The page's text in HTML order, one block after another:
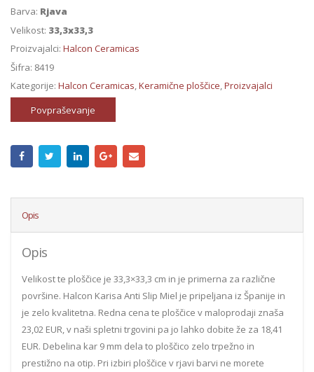
Barva: Rjava
Velikost: 33,3x33,3
Proizvajalci: Halcon Ceramicas
Šifra: 8419
Kategorije: Halcon Ceramicas,Keramične ploščice,Proizvajalci
Povpraševanje
Opis
Opis
Velikost te ploščice je 33,3×33,3 cm in je primerna za različne
površine. Halcon Karisa Anti Slip Miel je pripeljana iz Španije in
je zelo kvalitetna. Redna cena te ploščice v maloprodaji znaša
23,02 EUR, v naši spletni trgovini pa jo lahko dobite že za 18,41
EUR. Debelina kar 9 mm dela to ploščico zelo trpežno in
prestižno na otip. Pri izbiri ploščice v rjavi barvi ne morete